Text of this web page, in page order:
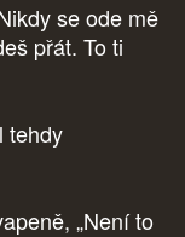
se ode mě
přát. To ti
tehdy
„Není to